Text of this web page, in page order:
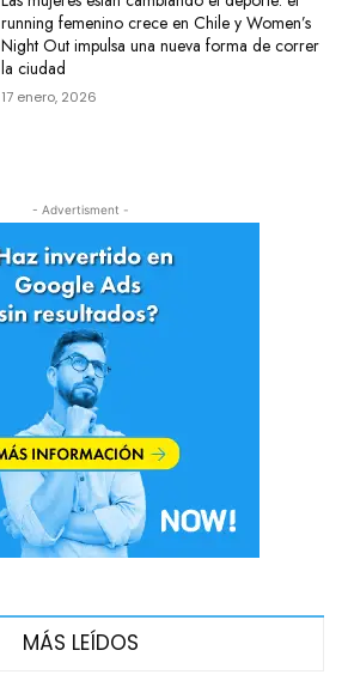
running femenino crece en Chile y Women’s
Night Out impulsa una nueva forma de correr
la ciudad
17 enero, 2026
- Advertisment -
MÁS LEÍDOS